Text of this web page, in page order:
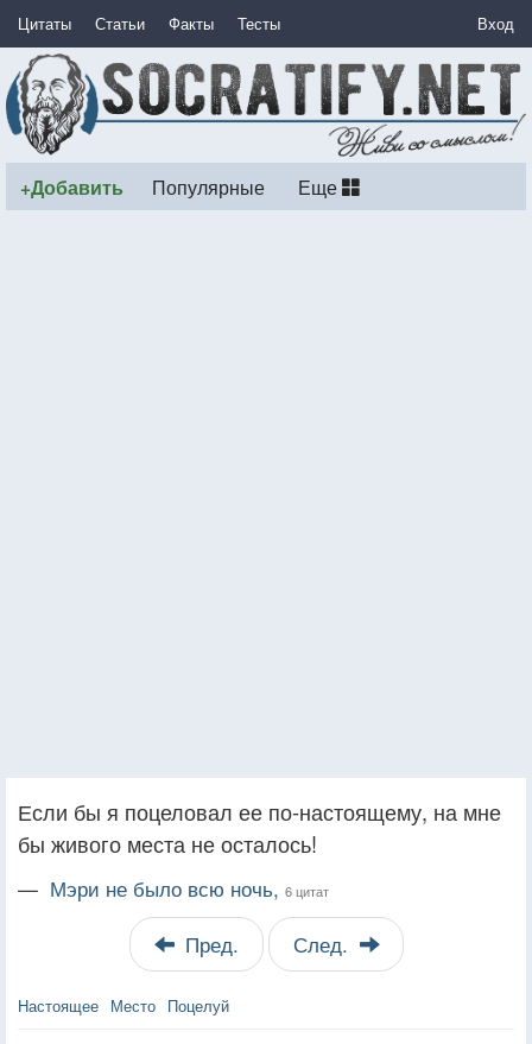
Цитаты Статьи Факты Тесты Вход
+Добавить Популярные Еще
Если бы я поцеловал ее по-настоящему, на мне
бы живого места не осталось!
— Мэри не было всю ночь, 6 цитат
Пред. След.
Настоящее Место Поцелуй